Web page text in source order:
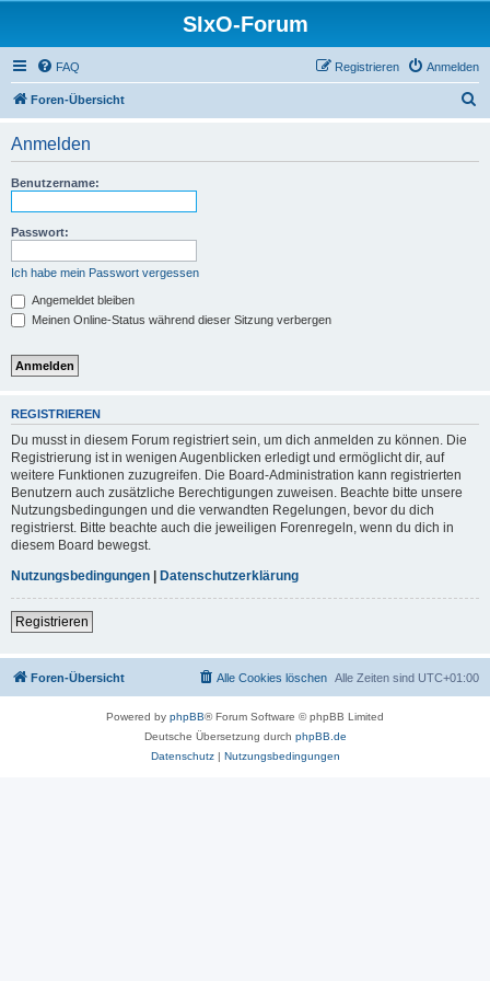
SIxO-Forum
FAQ Anmelden
Registrieren
Foren-Übersicht
Anmelden
Benutzername:
Passwort:
Ich habe mein Passwort vergessen
Angemeldet bleiben
Meinen Online-Status während dieser Sitzung verbergen
REGISTRIEREN
Du musst in diesem Forum registriert sein, um dich anmelden zu können. Die
Registrierung ist in wenigen Augenblicken erledigt und ermöglicht dir, auf
weitere Funktionen zuzugreifen. Die Board-Administration kann registrierten
Benutzern auch zusätzliche Berechtigungen zuweisen. Beachte bitte unsere
Nutzungsbedingungen und die verwandten Regelungen, bevor du dich
registrierst. Bitte beachte auch die jeweiligen Forenregeln, wenn du dich in
diesem Board bewegst.
Nutzungsbedingungen | Datenschutzerklärung
Registrieren
Foren-Übersicht Alle Zeiten sind UTC+01:00
Alle Cookies löschen
Powered by phpBB® Forum Software © phpBB Limited
Deutsche Übersetzung durch phpBB.de
Datenschutz| Nutzungsbedingungen